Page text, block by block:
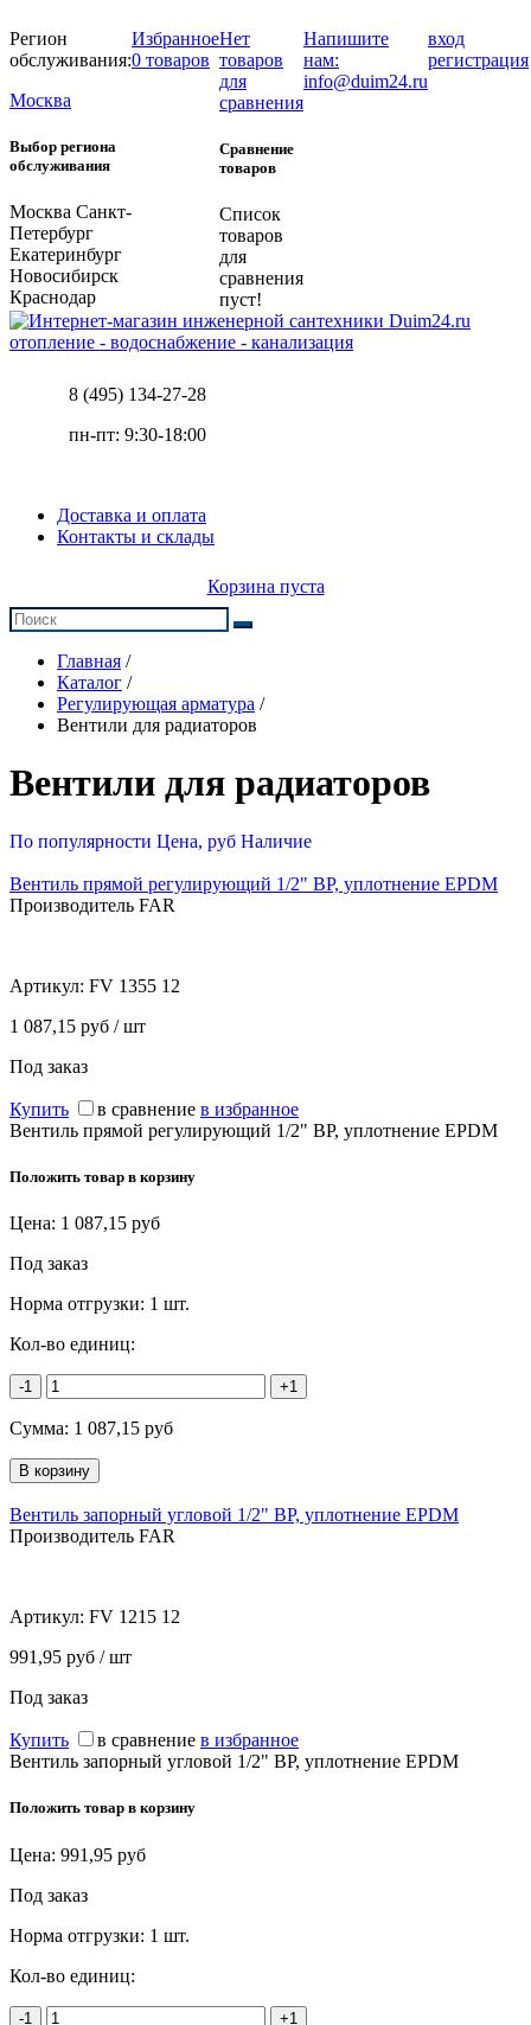
Регион
обслуживания:
Москва
Выбор региона
обслуживания
Москва Санкт-
Петербург
Екатеринбург
Новосибирск
Краснодар
Избранное
0 товаров
Нет
товаров
для
сравнения
Сравнение
товаров
Список
товаров
для
сравнения
пуст!
Напишите
нам:
info@duim24.ru
вход
регистрация
отопление - водоснабжение - канализация
8 (495) 134-27-28
пн-пт: 9:30-18:00
Доставка и оплата
Контакты и склады
Корзина пуста
Главная /
Каталог /
Регулирующая арматура /
Вентили для радиаторов
Вентили для радиаторов
По популярности Цена, руб Наличие
Вентиль прямой регулирующий 1/2" ВР, уплотнение EPDM
Производитель FAR
Артикул: FV 1355 12
1 087,15 руб / шт
Под заказ
Купить в сравнение в избранное
Вентиль прямой регулирующий 1/2" ВР, уплотнение EPDM
Положить товар в корзину
Цена: 1 087,15 руб
Под заказ
Норма отгрузки: 1 шт.
Кол-во единиц:
-1 +1
Сумма: 1 087,15 руб
Вентиль запорный угловой 1/2" ВР, уплотнение EPDM
Производитель FAR
Артикул: FV 1215 12
991,95 руб / шт
Под заказ
Купить в сравнение в избранное
Вентиль запорный угловой 1/2" ВР, уплотнение EPDM
Положить товар в корзину
Цена: 991,95 руб
Под заказ
Норма отгрузки: 1 шт.
Кол-во единиц:
-1 +1